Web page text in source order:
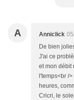
A Anniclick
De bien
J'ai ce
et mon débit
l'temps<br /
heures,
Cricri, le